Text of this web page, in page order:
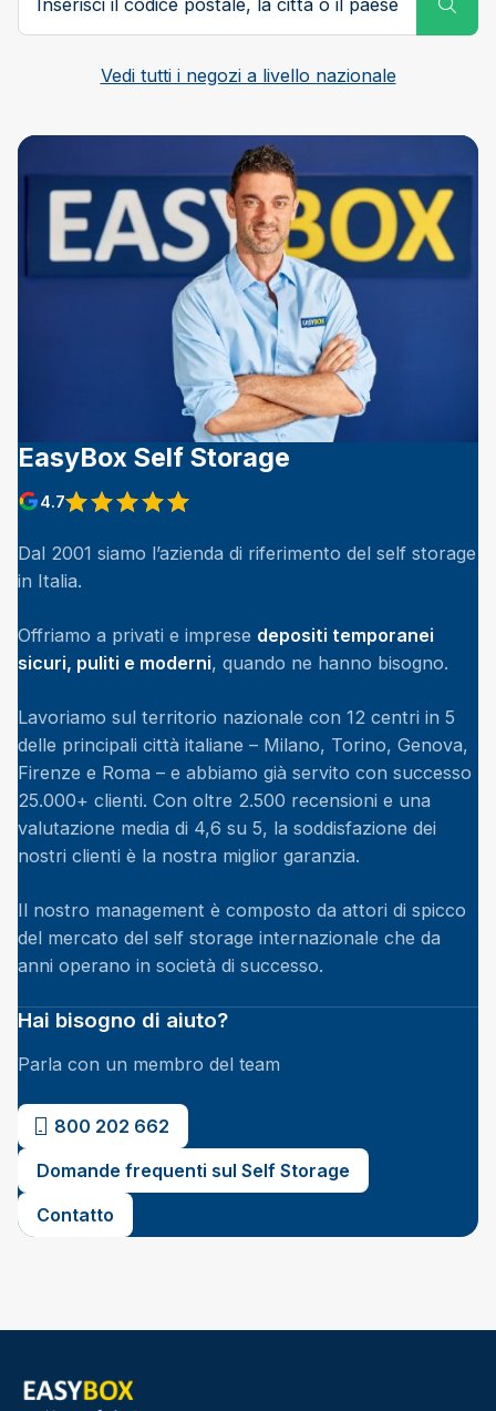
Vedi tutti i negozi a livello nazionale
EasyBox Self Storage
4.7
View reviews on Google
Dal 2001 siamo l’azienda di riferimento del self storage
in Italia.
Offriamo a privati e imprese depositi temporanei
sicuri, puliti e moderni, quando ne hanno bisogno.
Lavoriamo sul territorio nazionale con 12 centri in 5
delle principali città italiane – Milano, Torino, Genova,
Firenze e Roma – e abbiamo già servito con successo
25.000+ clienti. Con oltre 2.500 recensioni e una
valutazione media di 4,6 su 5, la soddisfazione dei
nostri clienti è la nostra miglior garanzia.
Il nostro management è composto da attori di spicco
del mercato del self storage internazionale che da
anni operano in società di successo.
Hai bisogno di aiuto?
Parla con un membro del team
800 202 662
Domande frequenti sul Self Storage
Contatto